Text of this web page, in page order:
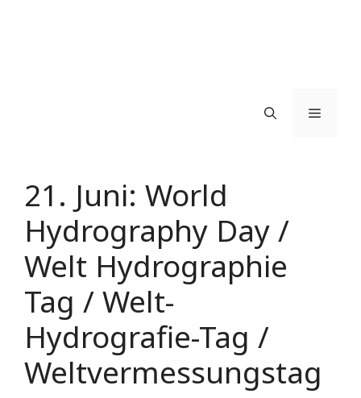
Menü
21. Juni: World
Hydrography Day /
Welt Hydrographie
Tag / Welt-
Hydrografie-Tag /
Weltvermessungstag